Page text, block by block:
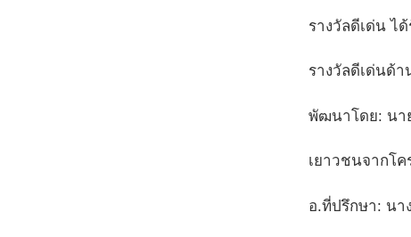
รางวัลดีเด่น ไ
รางวัลดีเด่นด้า
พัฒนาโดย: นา
เยาวชนจากโค
อ.ที่ปรึกษา: นา